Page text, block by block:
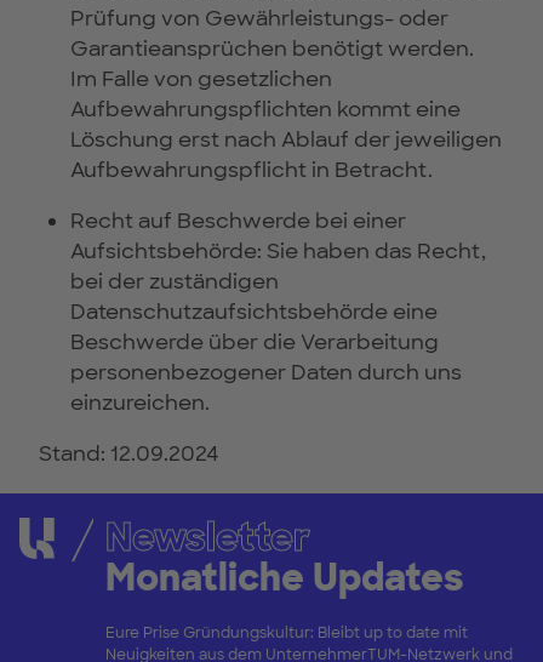
Prüfung von Gewährleistungs- oder
Garantieansprüchen benötigt werden.
Im Falle von gesetzlichen
Aufbewahrungspflichten kommt eine
Löschung erst nach Ablauf der jeweiligen
Aufbewahrungspflicht in Betracht.
Recht auf Beschwerde bei einer
Aufsichtsbehörde: Sie haben das Recht,
bei der zuständigen
Datenschutzaufsichtsbehörde eine
Beschwerde über die Verarbeitung
personenbezogener Daten durch uns
einzureichen.
Stand: 12.09.2024
Newsletter
Monatliche Updates
Eure Prise Gründungskultur: Bleibt up to date mit
Neuigkeiten aus dem UnternehmerTUM-Netzwerk und